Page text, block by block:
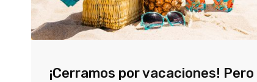
¡Cerramos por vacaciones! Pero